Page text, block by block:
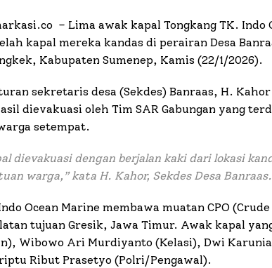
– Lima awak kapal Tongkang TK. Indo
kapal mereka kandas di perairan Desa
Kabupaten Sumenep, Kamis (22/1/2026).
sekretaris desa (Sekdes) Banraas, H.
dievakuasi oleh Tim SAR Gabungan yang
setempat.
dievakuasi dengan berjalan kaki dari lokasi
warga, ” kata H. Kahor, Sekdes Desa Banraas.
Ocean Marine membawa muatan CPO
tujuan Gresik, Jawa Timur. Awak kapal
Wibowo Ari Murdiyanto (Kelasi), Dwi
Ribut Prasetyo (Polri/Pengawal).